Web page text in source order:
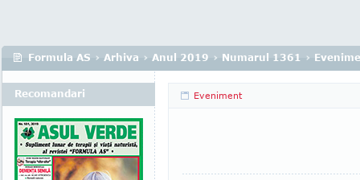
Formula AS › Arhiva › Anul 2019 › Numarul 1361 ›
Eveniment
Recomandari